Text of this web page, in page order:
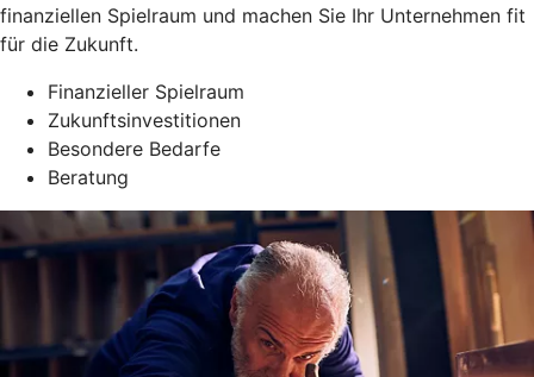
finanziellen Spielraum und machen Sie Ihr Unternehmen fit
für die Zukunft.
Finanzieller Spielraum
Zukunftsinvestitionen
Besondere Bedarfe
Beratung